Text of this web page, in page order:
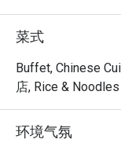
特魅力，都将让你
丰盛的清真认证
精华。
假期。
四星级酒店温馨好
菜式
Buffet, Chinese
店, Rice &
环境气氛